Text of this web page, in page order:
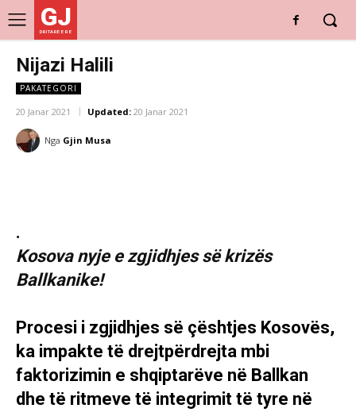
GJ
DRITARE E RE
Nijazi Halili
PAKATEGORI
20 Janar 2021 Updated: 20 Janar 2021
Nga Gjin Musa
.
Kosova nyje e zgjidhjes së krizës
Ballkanike!
Procesi i zgjidhjes së çështjes Kosovës,
ka impakte të drejtpërdrejta mbi
faktorizimin e shqiptarëve në Ballkan
dhe të ritmeve të integrimit të tyre në